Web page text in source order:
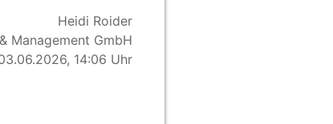
Heidi Roider
Management GmbH
14:06 Uhr